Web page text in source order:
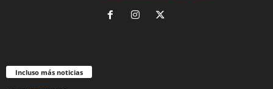
Incluso más noticias